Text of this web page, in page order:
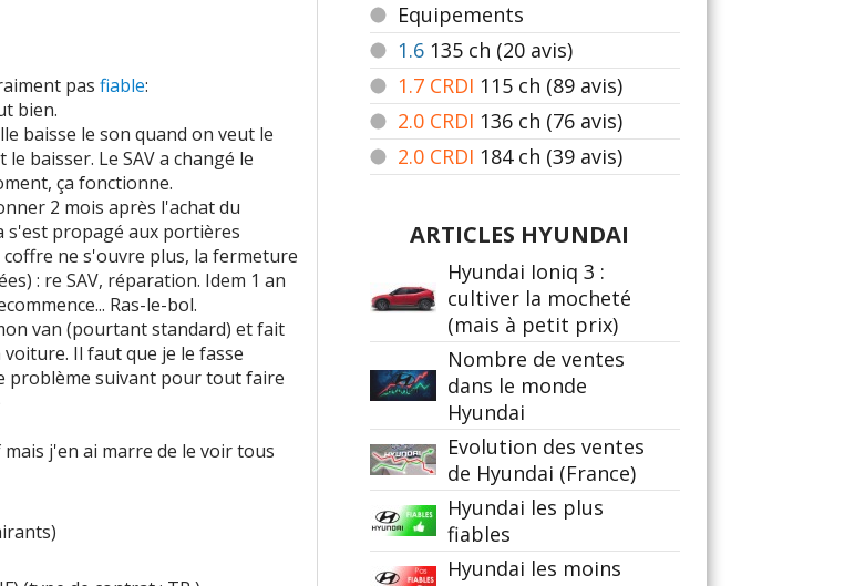
pas fiable:
bien.
baisse le son quand on veut le
baisser. Le SAV a changé le
ça fonctionne.
2 mois après l'achat du
s'est propagé aux portières
coffre ne s'ouvre plus, la fermeture
: re SAV, réparation. Idem 1 an
Ras-le-bol.
van (pourtant standard) et fait
Il faut que je le fasse
problème suivant pour tout faire
j'en ai marre de le voir tous
Equipements
1.6 135 ch (20 avis)
1.7 CRDI 115 ch (89 avis)
2.0 CRDI 136 ch (76 avis)
2.0 CRDI 184 ch (39 avis)
ARTICLES HYUNDAI
Hyundai Ioniq 3 :
cultiver la mocheté
(mais à petit prix)
Nombre de ventes
dans le monde
Hyundai
Evolution des ventes
de Hyundai (France)
Hyundai les plus
fiables
Hyundai les moins